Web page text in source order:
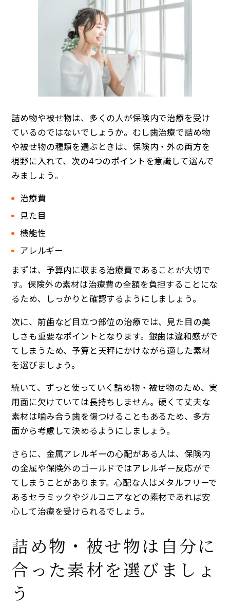
詰め物や被せ物は、多くの人が保険内で治療を受け
ているのではないでしょうか。むし歯治療で詰め物
や被せ物の種類を選ぶときは、保険内・外の両方を
視野に入れて、次の4つのポイントを意識して選んで
みましょう。
治療費
見た目
機能性
アレルギー
まずは、予算内に収まる治療費であることが大切で
す。保険外の素材は治療費の全額を負担することにな
るため、しっかりと確認するようにしましょう。
次に、前歯など目立つ部位の治療では、見た目の美
しさも重要なポイントとなります。銀歯は違和感がで
てしまうため、予算と天秤にかけながら適した素材
を選びましょう。
続いて、ずっと使っていく詰め物・被せ物のため、実
用面に欠けていては長持ちしません。硬くて丈夫な
素材は噛み合う歯を傷つけることもあるため、多方
面から考慮して決めるようにしましょう。
さらに、金属アレルギーの心配がある人は、保険内
の金属や保険外のゴールドではアレルギー反応がで
てしまうことがあります。心配な人はメタルフリーで
あるセラミックやジルコニアなどの素材であれば安
心して治療を受けられるでしょう。
詰め物・被せ物は自分に
合った素材を選びましょ
う